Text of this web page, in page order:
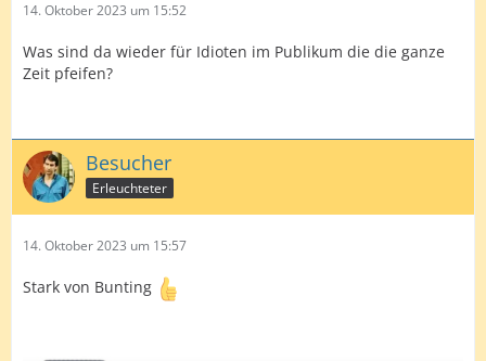
14. Oktober 2023 um 15:52
Was sind da wieder für Idioten im Publikum die die ganze
Zeit pfeifen?
Besucher
Erleuchteter
14. Oktober 2023 um 15:57
Stark von Bunting